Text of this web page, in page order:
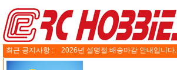
최근 공지사항 : 2026년 설명절 배송마감 안내입니다.